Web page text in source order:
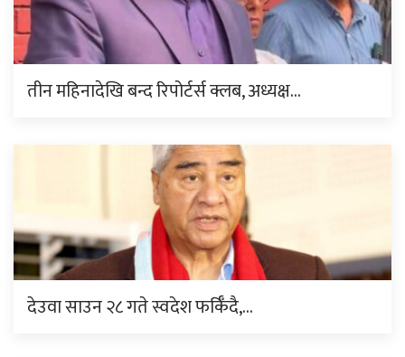
तीन महिनादेखि बन्द रिपोर्टर्स क्लब, अध्यक्ष…
देउवा साउन २८ गते स्वदेश फर्किँदै,…